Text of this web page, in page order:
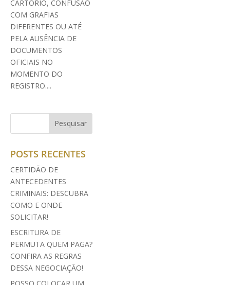
CARTÓRIO, CONFUSÃO
COM GRAFIAS
DIFERENTES OU ATÉ
PELA AUSÊNCIA DE
DOCUMENTOS
OFICIAIS NO
MOMENTO DO
REGISTRO....
POSTS RECENTES
CERTIDÃO DE
ANTECEDENTES
CRIMINAIS: DESCUBRA
COMO E ONDE
SOLICITAR!
ESCRITURA DE
PERMUTA QUEM PAGA?
CONFIRA AS REGRAS
DESSA NEGOCIAÇÃO!
POSSO COLOCAR UM